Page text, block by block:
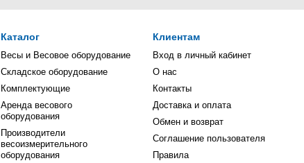
Каталог
Весы и Весовое оборудование
Складское оборудование
Комплектующие
Аренда весового
оборудования
Производители
весоизмерительного
оборудования
Клиентам
Вход в личный кабинет
О нас
Контакты
Доставка и оплата
Обмен и возврат
Соглашение пользователя
Правила